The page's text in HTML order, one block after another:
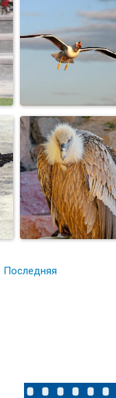
эры.
Крик чайки за
душу берет.
Последняя